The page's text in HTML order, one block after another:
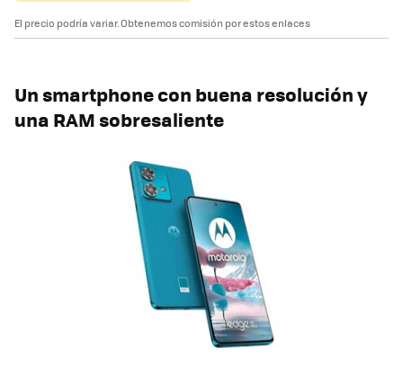
El precio podría variar. Obtenemos comisión por estos enlaces
Un smartphone con buena resolución y
una RAM sobresaliente